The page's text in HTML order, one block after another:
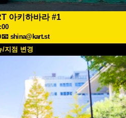
아키하바라 #1
📧 shina@kart.st
/지점 변경
가격
고객 리뷰 자주 묻는 질문
예약